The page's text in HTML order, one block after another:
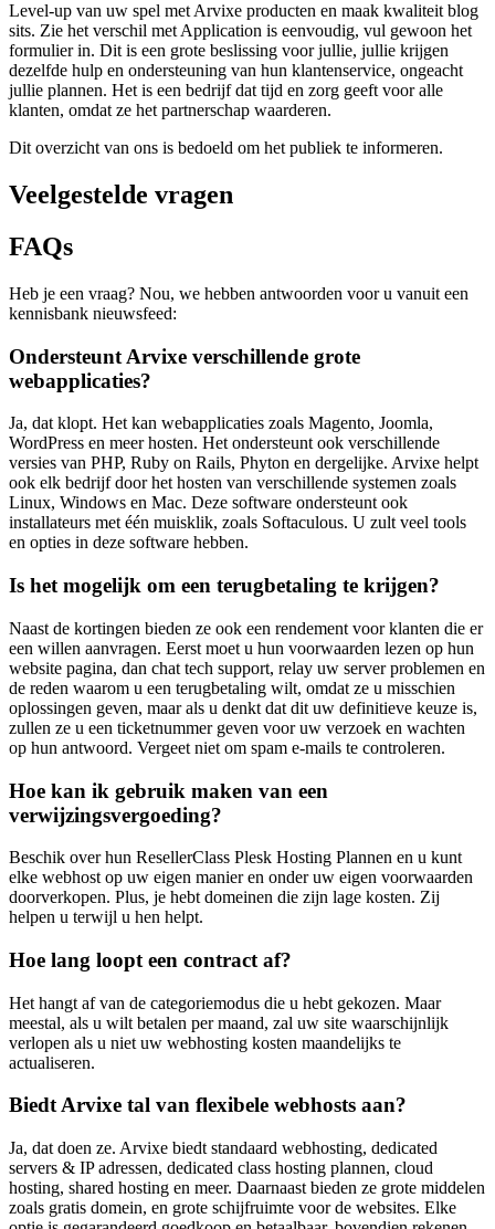
Level-up van uw spel met Arvixe producten en maak kwaliteit blog
sits. Zie het verschil met Application is eenvoudig, vul gewoon het
formulier in. Dit is een grote beslissing voor jullie, jullie krijgen
dezelfde hulp en ondersteuning van hun klantenservice, ongeacht
jullie plannen. Het is een bedrijf dat tijd en zorg geeft voor alle
klanten, omdat ze het partnerschap waarderen.
Dit overzicht van ons is bedoeld om het publiek te informeren.
Veelgestelde vragen
FAQs
Heb je een vraag? Nou, we hebben antwoorden voor u vanuit een
kennisbank nieuwsfeed:
Ondersteunt Arvixe verschillende grote
webapplicaties?
Ja, dat klopt. Het kan webapplicaties zoals Magento, Joomla,
WordPress en meer hosten. Het ondersteunt ook verschillende
versies van PHP, Ruby on Rails, Phyton en dergelijke. Arvixe helpt
ook elk bedrijf door het hosten van verschillende systemen zoals
Linux, Windows en Mac. Deze software ondersteunt ook
installateurs met één muisklik, zoals Softaculous. U zult veel tools
en opties in deze software hebben.
Is het mogelijk om een terugbetaling te krijgen?
Naast de kortingen bieden ze ook een rendement voor klanten die er
een willen aanvragen. Eerst moet u hun voorwaarden lezen op hun
website pagina, dan chat tech support, relay uw server problemen en
de reden waarom u een terugbetaling wilt, omdat ze u misschien
oplossingen geven, maar als u denkt dat dit uw definitieve keuze is,
zullen ze u een ticketnummer geven voor uw verzoek en wachten
op hun antwoord. Vergeet niet om spam e-mails te controleren.
Hoe kan ik gebruik maken van een
verwijzingsvergoeding?
Beschik over hun ResellerClass Plesk Hosting Plannen en u kunt
elke webhost op uw eigen manier en onder uw eigen voorwaarden
doorverkopen. Plus, je hebt domeinen die zijn lage kosten. Zij
helpen u terwijl u hen helpt.
Hoe lang loopt een contract af?
Het hangt af van de categoriemodus die u hebt gekozen. Maar
meestal, als u wilt betalen per maand, zal uw site waarschijnlijk
verlopen als u niet uw webhosting kosten maandelijks te
actualiseren.
Biedt Arvixe tal van flexibele webhosts aan?
Ja, dat doen ze. Arvixe biedt standaard webhosting, dedicated
servers & IP adressen, dedicated class hosting plannen, cloud
hosting, shared hosting en meer. Daarnaast bieden ze grote middelen
zoals gratis domein, en grote schijfruimte voor de websites. Elke